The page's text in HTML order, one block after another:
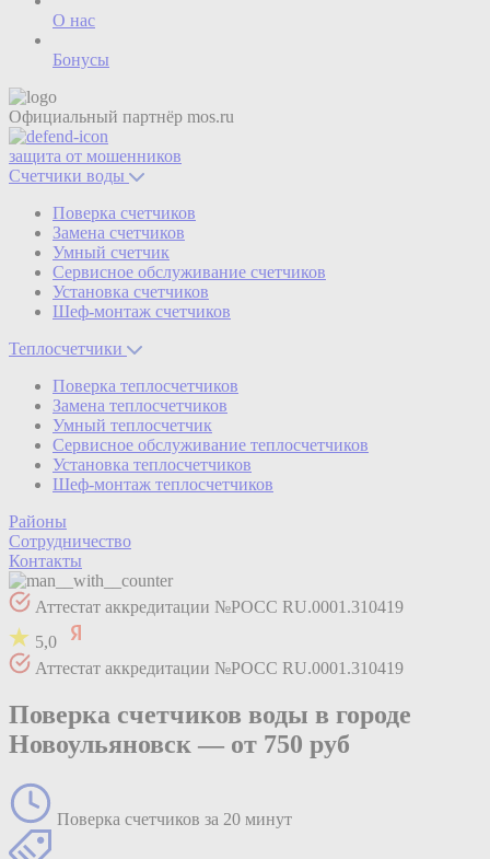
О нас
Бонусы
Официальный партнёр mos.ru
защита от мошенников
Счетчики воды
Поверка счетчиков
Замена счетчиков
Умный счетчик
Сервисное обслуживание счетчиков
Установка счетчиков
Шеф-монтаж счетчиков
Теплосчетчики
Поверка теплосчетчиков
Замена теплосчетчиков
Умный теплосчетчик
Сервисное обслуживание теплосчетчиков
Установка теплосчетчиков
Шеф-монтаж теплосчетчиков
Районы
Сотрудничество
Контакты
Аттестат аккредитации №РОСС RU.0001.310419
5,0
Аттестат аккредитации №РОСС RU.0001.310419
Поверка счетчиков воды в городе
Новоульяновск — от 750 руб
Поверка счетчиков за 20 минут